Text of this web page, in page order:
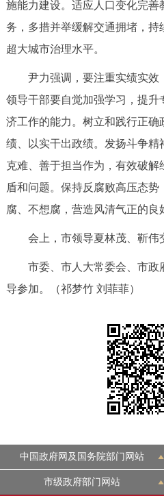
施能力建设。适应人口变化完善
务，多措并举缓解交通拥堵，持
超大城市治理水平。
尹力强调，要注重实绩实效
领导干部要自觉加强学习，提
济工作的能力。树立和践行正确
绩、以实干出政绩。发扬斗争精
克难、善于担当作为，有效破
盾和问题。保持反腐败高压态
腐、不想腐，营造风清气正的良
会上，市领导夏林茂、靳伟
市委、市人大常委会、市政
导参加。（祁梦竹 刘菲菲）
中国政府网及国务院部门网站
市级政府部门网站